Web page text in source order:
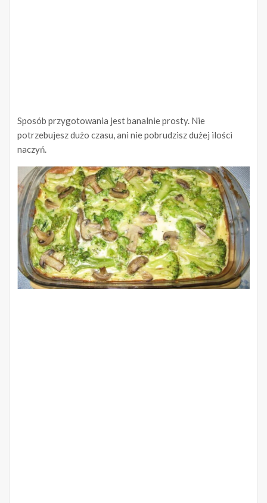
Sposób przygotowania jest banalnie prosty. Nie
potrzebujesz dużo czasu, ani nie pobrudzisz dużej ilości
naczyń.